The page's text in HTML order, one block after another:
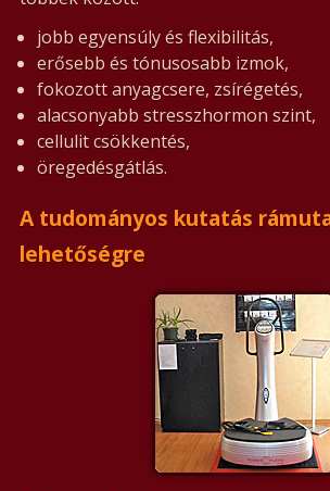
jobb egyensúly és flexibilitás,
erősebb és tónusosabb izmok,
fokozott anyagcsere, zsírégetés,
alacsonyabb stresszhormon szint,
cellulit csökkentés,
öregedésgátlás.
A tudományos kutatás
lehetőségre